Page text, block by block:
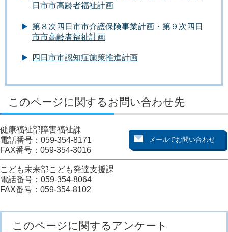
日市市高齢者福祉計画
第８次四日市市介護保険事業計画・第９次四日
市市高齢者福祉計画
四日市市認知症施策推進計画
このページに関するお問い合わせ先
健康福祉部障害福祉課
電話番号：059-354-8171
FAX番号：059-354-3016
こども未来部こども発達支援課
電話番号：059-354-8064
FAX番号：059-354-8102
このページに関するアンケート